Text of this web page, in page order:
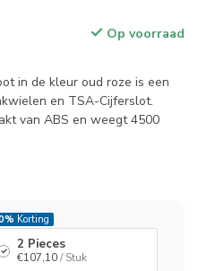
Op voorraad
in de kleur oud roze is een
en TSA-Cijferslot.
van ABS en weegt 4500
Korting
2 Pieces
€107,10/ Stuk